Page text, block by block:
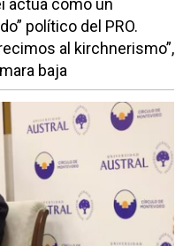
actúa como un
político del PRO.
al kirchnerismo”,
baja